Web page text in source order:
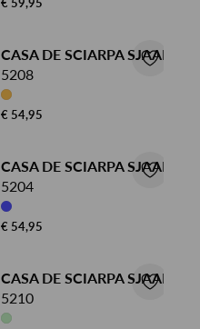
CASA DE SCIARPA SJAAL
5208
€ 54,95
CASA DE SCIARPA SJAAL
5204
€ 54,95
CASA DE SCIARPA SJAAL
5210